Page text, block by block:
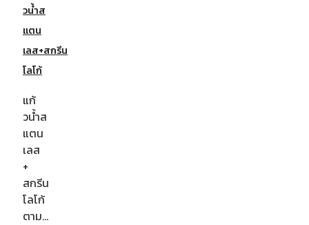
วน้ำส
แตน
เลส+สกรีน
โลโก้
แก้
วน้ำส
แตน
เลส
+
สกรีน
โลโก้
ตาม…